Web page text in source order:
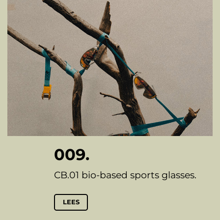
009.
CB.01 bio-based sports glasses.
LEES